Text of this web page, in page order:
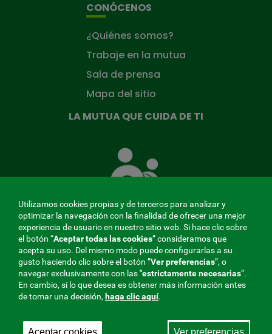
CONÓCENOS
¿Quiénes somos?
Trabaje en la mutua
Sala de prensa
Mapa del sitio
LA MUTUA QUE CUIDA DE TI
Mutua
que
ti
MENÚ
REDES
SOCIALES
V20
Aviso legal|Privacidad
Utilizamos cookies propias y de terceros para analizar y
optimizar la navegación con la finalidad de ofrecer una mejor
experiencia de usuario en nuestro sitio web. Si hace clic sobre
el botón “Aceptar todas las cookies” consideramos que
acepta su uso. Del mismo modo puede configurarlas a su
gusto haciendo clic sobre el botón ”Ver preferencias”, o
navegar exclusivamente con las"estrictamentenecesarias”.
En cambio, si lo que desea es obtener más información antes
de tomar una decisión, haga clic aquí.
Aceptar cookies Ver preferencias